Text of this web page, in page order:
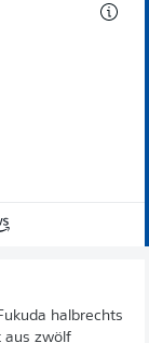
halbrechts
aus zwölf